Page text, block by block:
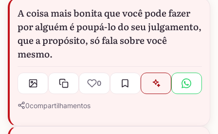
A coisa mais bonita que você pode fazer
por alguém é poupá-lo do seu julgamento,
que a propósito, só fala sobre você
mesmo.
0
0compartilhamentos